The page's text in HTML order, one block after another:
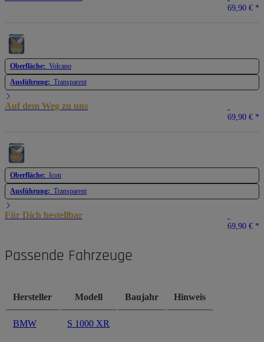
69,90 € *
Oberfläche: Volcano
Ausführung: Transparent
Auf dem Weg zu uns
69,90 € *
Oberfläche: Icon
Ausführung: Transparent
Für Dich bestellbar
69,90 € *
Passende Fahrzeuge
Hersteller Modell Baujahr Hinweis
BMW S 1000 XR